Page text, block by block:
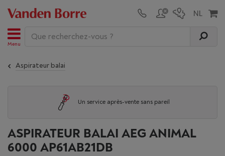
Menu
Aspirateur balai
Un service après-vente sans pareil
ASPIRATEUR BALAI AEG ANIMAL
6000 AP61AB21DB